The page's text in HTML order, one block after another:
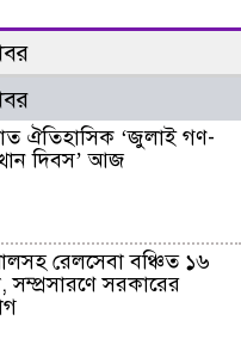
ঐতিহাসিক ‌‘জুলাই গণ-
দিবস’ আজ
রেলসেবা বঞ্চিত ১৬
সম্প্রসারণে সরকারের